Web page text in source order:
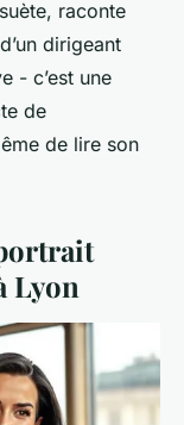
raconte
dirigeant
- c’est une
de
de lire son
Lyon